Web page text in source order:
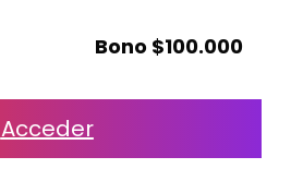
Bono $100.000
Acceder